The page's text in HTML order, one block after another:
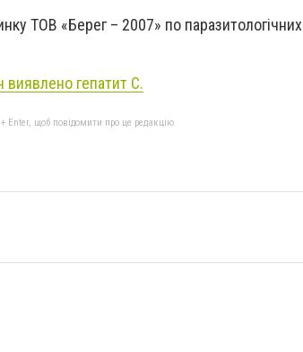
ТОВ «Берег – 2007» по паразитологічних
гепатит С.
Enter, щоб повідомити про це редакцію